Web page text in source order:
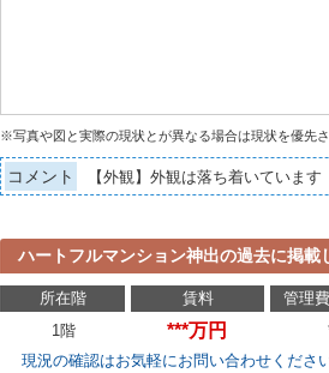
※写真や図と実際の現状とが異なる場合は現状を優先さ
コメント 【外観】外観は落ち着いています
ハートフルマンション神出の過去に掲載
所在階 賃料 管理
1階
***万円
現況の確認はお気軽にお問い合わせください